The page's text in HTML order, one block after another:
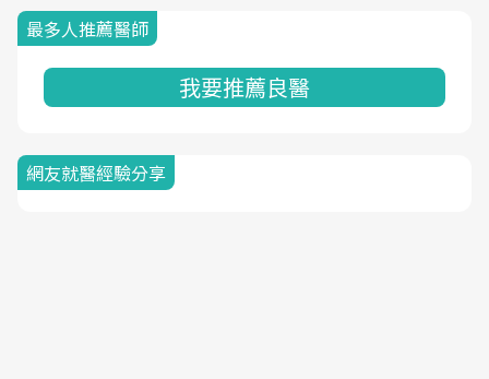
最多人推薦醫師
我要推薦良醫
網友就醫經驗分享